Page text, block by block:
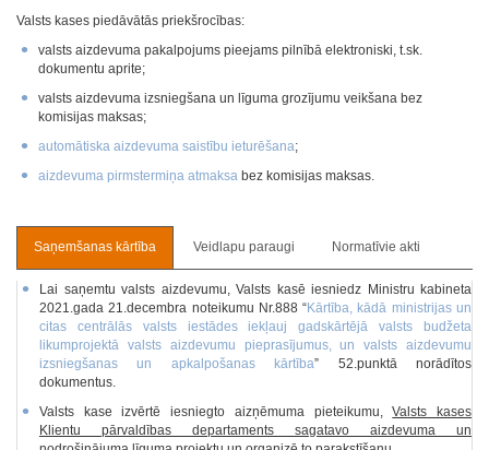
Valsts kases piedāvātās priekšrocības:
valsts aizdevuma pakalpojums pieejams pilnībā elektroniski, t.sk.
dokumentu aprite;
valsts aizdevuma izsniegšana un līguma grozījumu veikšana bez
komisijas maksas;
automātiska aizdevuma saistību ieturēšana;
aizdevuma pirmstermiņa atmaksa bez komisijas maksas.
Saņemšanas kārtība Veidlapu paraugi Normatīvie akti
Lai saņemtu valsts aizdevumu, Valsts kasē iesniedz Ministru kabineta
2021.gada 21.decembra noteikumu Nr.888 “Kārtība, kādā ministrijas un
citas centrālās valsts iestādes iekļauj gadskārtējā valsts budžeta
likumprojektā valsts aizdevumu pieprasījumus, un valsts aizdevumu
izsniegšanas un apkalpošanas kārtība” 52.punktā norādītos
dokumentus.
Valsts kase izvērtē iesniegto aizņēmuma pieteikumu,Valsts kases
Klientu pārvaldības departaments sagatavo aizdevuma un